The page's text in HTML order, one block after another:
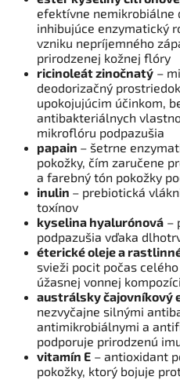
efektívne nemikrobiálne
inhibujúce enzymatický
vzniku nepríjemného
prirodzenej kožnej flóry
ricinoleát zinočnatý –
deodorizačný
upokojujúcim účinkom,
antibakteriálnych
mikroflóru podpazušia
papain – šetrne
pokožky, čím zaručene
a farebný tón pokožky
inulin – prebiotická
toxínov
kyselina hyalurónová –
podpazušia vďaka
éterické oleje a
svieži pocit počas
úžasnej vonnej
austrálsky čajovníkový
nezvyčajne silnými
antimikrobiálnymi a
podporuje prirodzenú
vitamín E – antioxidant
pokožky, ktorý bojuje